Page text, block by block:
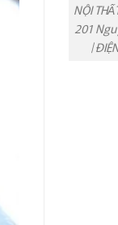
NỘI
201
|